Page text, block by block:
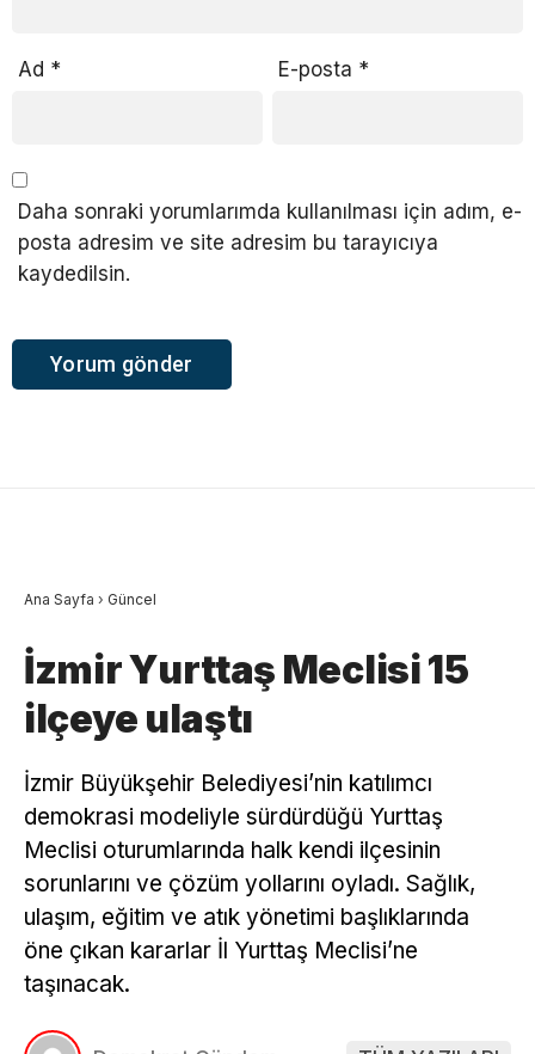
Ad * E-posta *
Daha sonraki yorumlarımda kullanılması için adım, e-
posta adresim ve site adresim bu tarayıcıya
kaydedilsin.
Ana Sayfa › Güncel
İzmir Yurttaş Meclisi 15
ilçeye ulaştı
İzmir Büyükşehir Belediyesi’nin katılımcı
demokrasi modeliyle sürdürdüğü Yurttaş
Meclisi oturumlarında halk kendi ilçesinin
sorunlarını ve çözüm yollarını oyladı. Sağlık,
ulaşım, eğitim ve atık yönetimi başlıklarında
öne çıkan kararlar İl Yurttaş Meclisi’ne
taşınacak.